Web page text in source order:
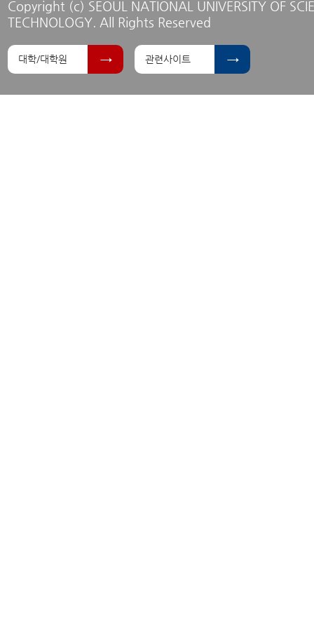
Copyright (c) SEOUL NATIONAL UNIVERSITY OF
TECHNOLOGY. All Rights Reserved
대학/대학원 관련사이트